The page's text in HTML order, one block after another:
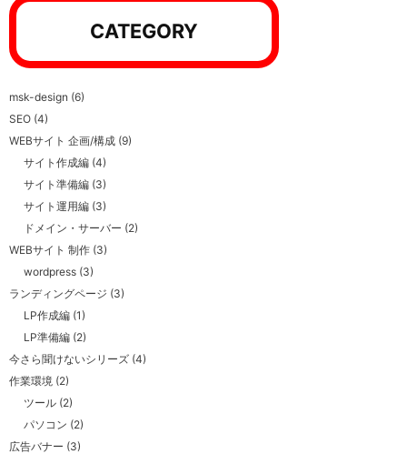
CATEGORY
msk-design (6)
SEO (4)
WEBサイト 企画/構成 (9)
サイト作成編 (4)
サイト準備編 (3)
サイト運用編 (3)
ドメイン・サーバー (2)
WEBサイト 制作 (3)
wordpress (3)
ランディングページ (3)
LP作成編 (1)
LP準備編 (2)
今さら聞けないシリーズ (4)
作業環境 (2)
ツール (2)
パソコン (2)
広告バナー (3)